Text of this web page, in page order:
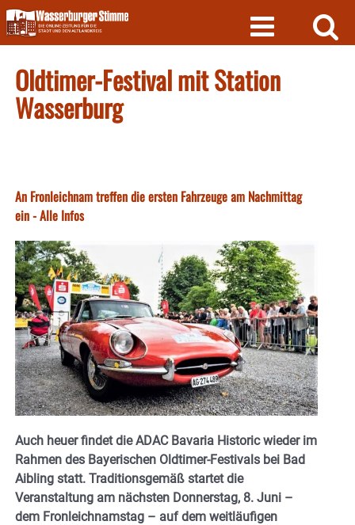
Skip
to
content
Oldtimer-Festival mit Station
Wasserburg
An Fronleichnam treffen die ersten Fahrzeuge am Nachmittag
ein - Alle Infos
Auch heuer findet die ADAC Bavaria Historic wieder im
Rahmen des Bayerischen Oldtimer-Festivals bei Bad
Aibling statt. Traditionsgemäß startet die
Veranstaltung am nächsten Donnerstag, 8. Juni –
dem Fronleichnamstag – auf dem weitläufigen